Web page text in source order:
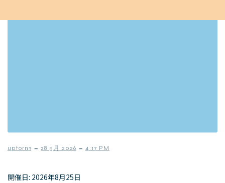
uptorn3 – 28 5月 2026 – 4:17 PM
開催日: 2026年8月25日